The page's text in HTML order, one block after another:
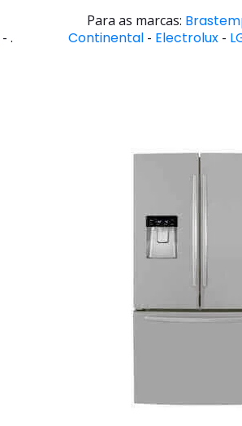
- .
Para as marcas:
Continental - Electrolux -